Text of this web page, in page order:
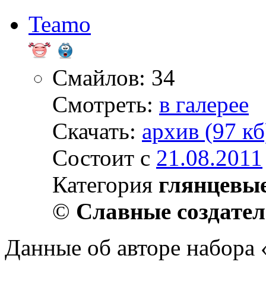
Teamo
Смайлов: 34
Смотреть: в галерее
Скачать: архив (97
Состоит с 21.08.2011
Категория
© Славные
Данные об авторе набора